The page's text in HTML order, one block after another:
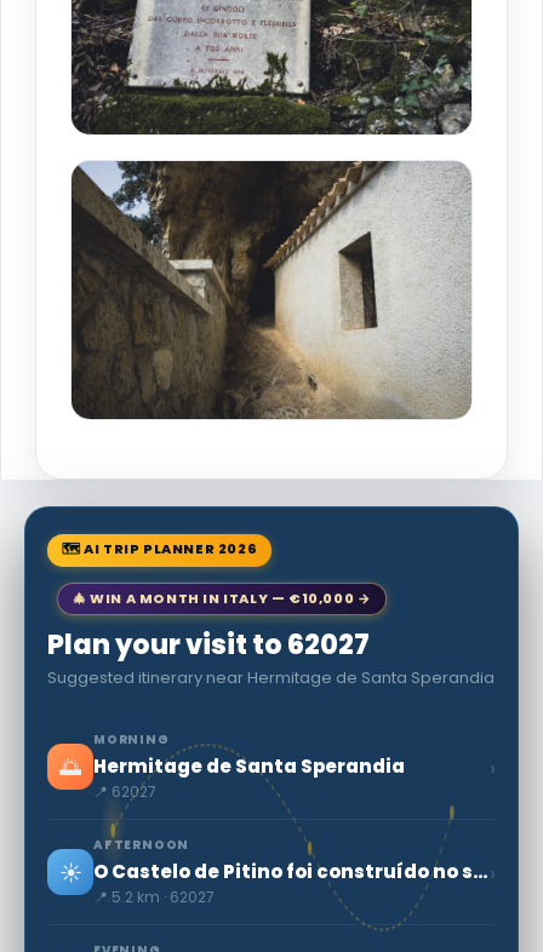
🗺 AI TRIP PLANNER 2026
🎄 WIN A MONTH IN ITALY — €10,000 →
Plan your visit to 62027
Suggested itinerary near Hermitage de Santa Sperandia
🌅
MORNING
Hermitage de Santa Sperandia
📍 62027
›
☀️
AFTERNOON
O Castelo de Pitino foi construído no século XIII no topo da Colina Omoni.
📍 5.2 km · 62027
›